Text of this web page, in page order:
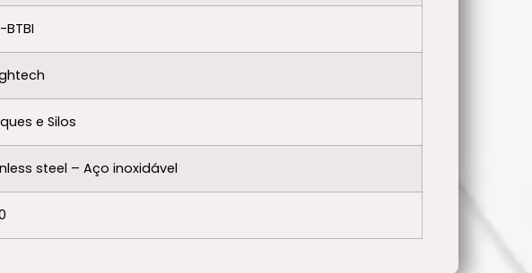
BTBI
e Silos
steel – Aço inoxidável